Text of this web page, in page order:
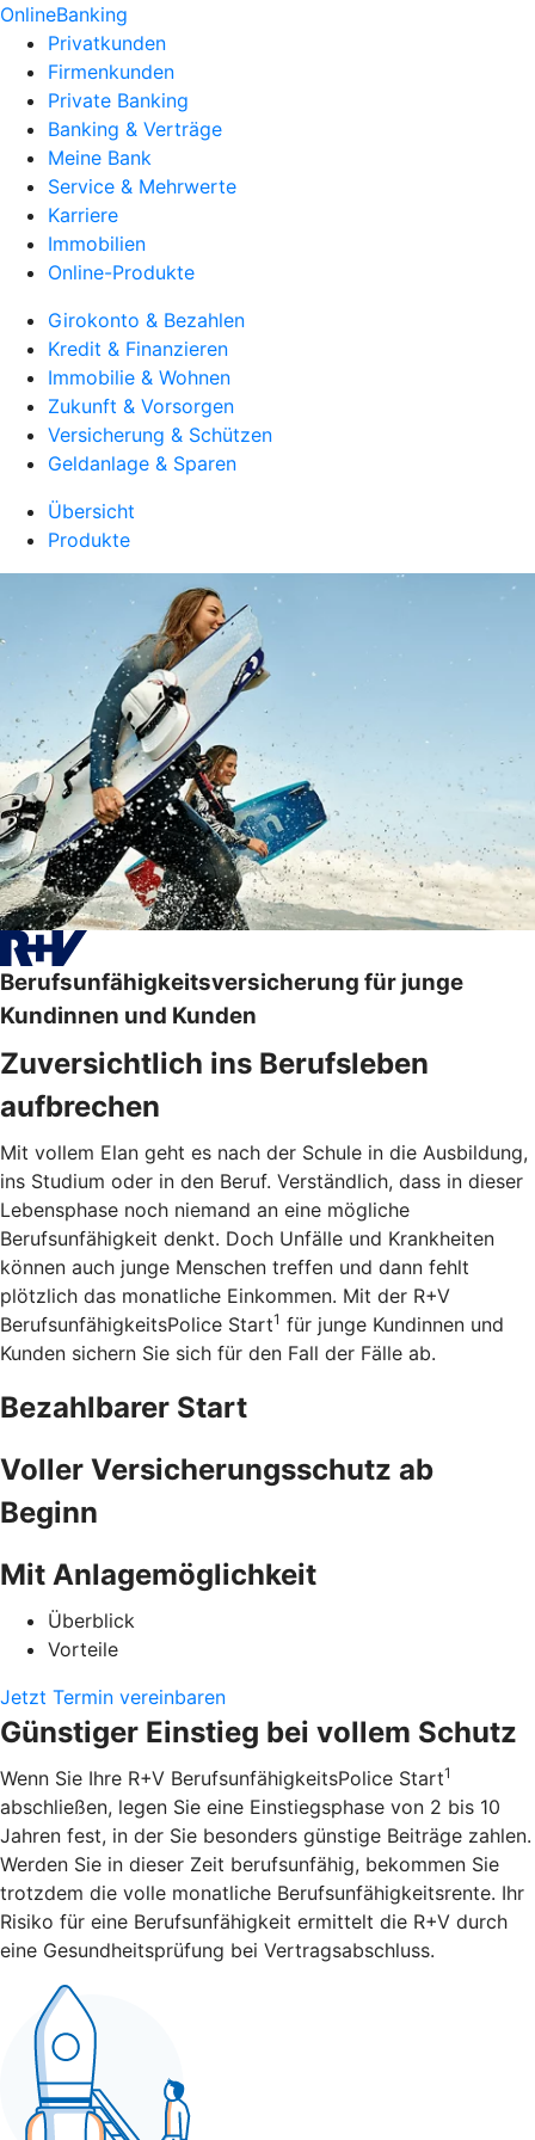
OnlineBanking
Privatkunden
Firmenkunden
Private Banking
Banking & Verträge
Meine Bank
Service & Mehrwerte
Karriere
Immobilien
Online-Produkte
Girokonto & Bezahlen
Kredit & Finanzieren
Immobilie & Wohnen
Zukunft & Vorsorgen
Versicherung & Schützen
Geldanlage & Sparen
Übersicht
Produkte
Berufsunfähigkeitsversicherung für junge
Kundinnen und Kunden
Zuversichtlich ins Berufsleben
aufbrechen
Mit vollem Elan geht es nach der Schule in die Ausbildung,
ins Studium oder in den Beruf. Verständlich, dass in dieser
Lebensphase noch niemand an eine mögliche
Berufsunfähigkeit denkt. Doch Unfälle und Krankheiten
können auch junge Menschen treffen und dann fehlt
plötzlich das monatliche Einkommen. Mit der R+V
BerufsunfähigkeitsPolice Start1 für junge Kundinnen und
Kunden sichern Sie sich für den Fall der Fälle ab.
Bezahlbarer Start
Voller Versicherungsschutz ab
Beginn
Mit Anlagemöglichkeit
Überblick
Vorteile
Jetzt Termin vereinbaren
Günstiger Einstieg bei vollem Schutz
Wenn Sie Ihre R+V BerufsunfähigkeitsPolice Start1
abschließen, legen Sie eine Einstiegsphase von 2 bis 10
Jahren fest, in der Sie besonders günstige Beiträge zahlen.
Werden Sie in dieser Zeit berufsunfähig, bekommen Sie
trotzdem die volle monatliche Berufsunfähigkeitsrente. Ihr
Risiko für eine Berufsunfähigkeit ermittelt die R+V durch
eine Gesundheitsprüfung bei Vertragsabschluss.